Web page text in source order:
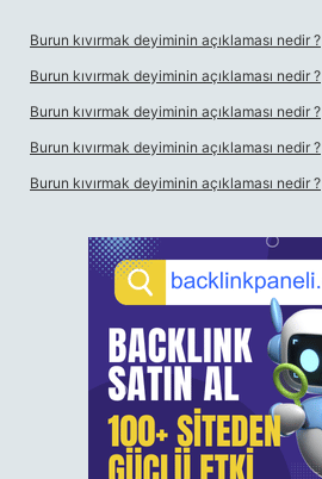
Burun kıvırmak deyiminin açıklaması nedir ?
Burun kıvırmak deyiminin açıklaması nedir ?
Burun kıvırmak deyiminin açıklaması nedir ?
Burun kıvırmak deyiminin açıklaması nedir ?
Burun kıvırmak deyiminin açıklaması nedir ?